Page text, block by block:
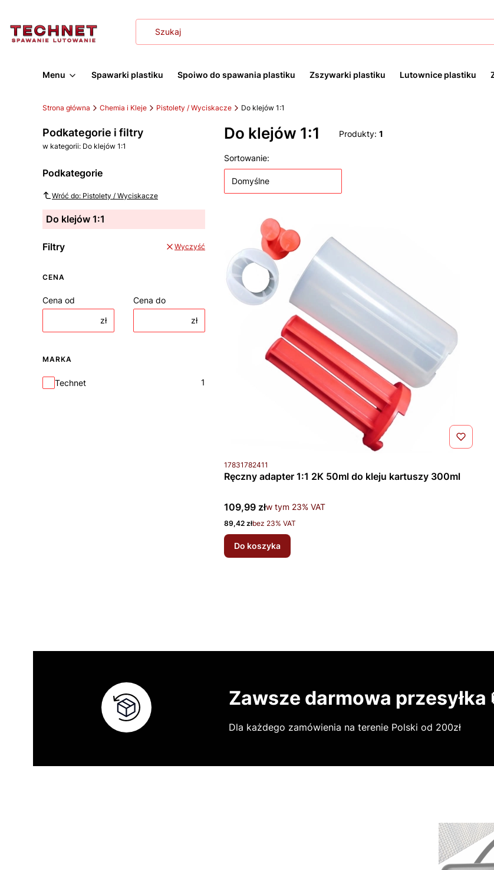
Menu Spawarki plastiku Spoiwo do spawania plastiku Zszywarki plastiku Lutownice plastiku
Strona główna Chemia i Kleje Pistolety / Wyciskacze Do klejów 1:1
Podkategorie i filtry
w kategorii: Do klejów 1:1
Podkategorie
Wróć do: Pistolety / Wyciskacze
Do klejów 1:1
Filtry Wyczyść
CENA
Cena od
zł
Cena do
zł
MARKA
MarkaTechnet 1
Do klejów 1:1 Produkty: 1
Lista produktów
Sortowanie:
Domyślne
Kod produktu
17831782411
Ręczny adapter 1:1 2K 50ml do kleju kartuszy 300ml
Cena brutto
109,99 złw tym %s VAT
w tym 23% VAT
Cena netto
89,42 złbez 23% VAT
Do koszyka
Zawsze darmowa przesyłka
Dla każdego zamówienia na terenie Polski od 200zł